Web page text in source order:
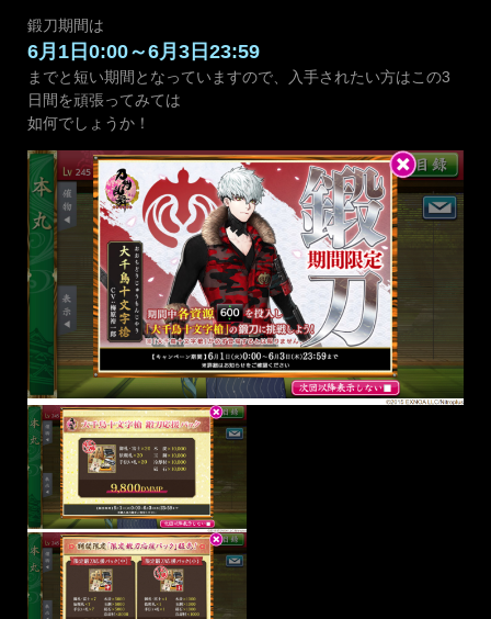
鍛刀期間は
6月1日0:00～6月3日23:59
までと短い期間となっていますので、入手されたい方はこの3
日間を頑張ってみては
如何でしょうか！